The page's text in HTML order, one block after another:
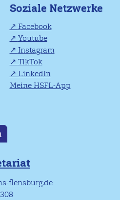
Soziale Netzwerke
Facebook
Youtube
Instagram
TikTok
LinkedIn
Meine HSFL-App
flensburg.de